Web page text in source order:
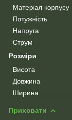
Матеріал корпусу
Потужність
Напруга
Струм
Розміри
Висота
Довжина
Ширина
Приховати